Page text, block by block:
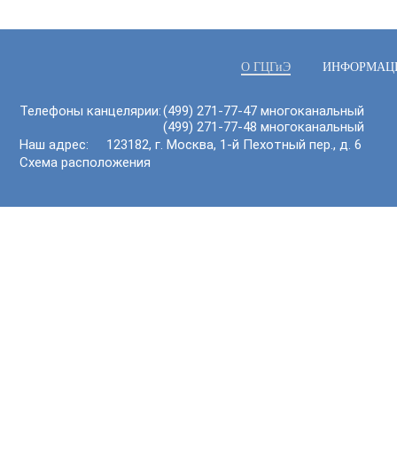
О ГЦГиЭ
Телефоны канцелярии:(499) 271-77-47 многоканальный
(499) 271-77-48 многоканальный
Наш адрес: 123182, г. Москва, 1-й Пехотный пер., д. 6
Схема расположения